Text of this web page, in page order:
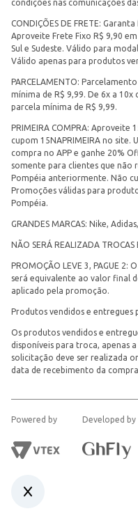
condições nas comunicações
CONDIÇÕES DE FRETE:
Aproveite Frete Fixo R$ 9,90
Sul e Sudeste. Válido para
Válido apenas para produtos
PARCELAMENTO:
mínima de R$ 9,99. De 6x a
parcela mínima de R$ 9,99.
PRIMEIRA COMPRA:
cupom 15NAPRIMEIRA no site.
compra no APP e ganhe 20%
somente para clientes que não
Pompéia anteriormente. Não
Promoções válidas para
Pompéia.
GRANDES MARCAS: Nike,
NÃO SERÁ REALIZADA
PROMOÇÃO LEVE 3, PAGUE
será equivalente ao valor final
aplicado pela promoção.
Produtos vendidos e entregues
Os produtos vendidos e
disponíveis para troca, apenas
solicitação deve ser realizada
data de recebimento da
Powered by Developed by